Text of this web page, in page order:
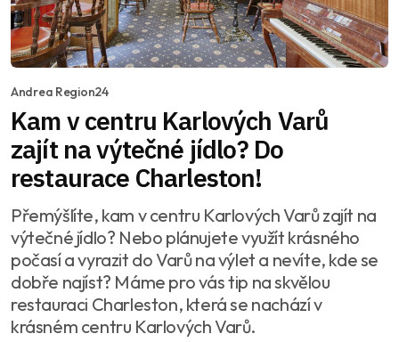
Andrea Region24
Kam v centru Karlových Varů
zajít na výtečné jídlo? Do
restaurace Charleston!
Přemýšlíte, kam v centru Karlových Varů zajít na
výtečné jídlo? Nebo plánujete využít krásného
počasí a vyrazit do Varů na výlet a nevíte, kde se
dobře najíst? Máme pro vás tip na skvělou
restauraci Charleston, která se nachází v
krásném centru Karlových Varů.